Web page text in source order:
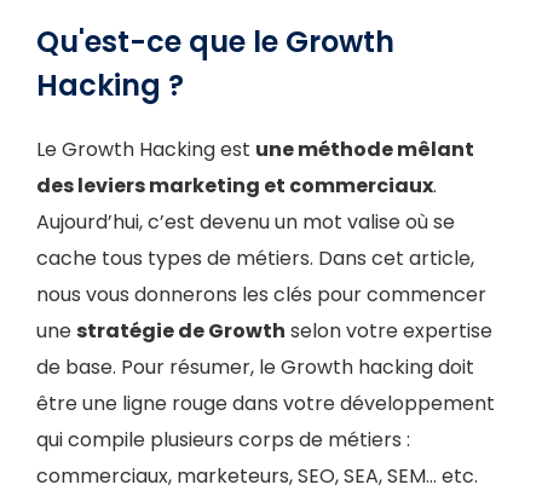
Qu'est-ce que le Growth
Hacking ?
Le Growth Hacking est une méthode mêlant
des leviers marketing et commerciaux.
Aujourd’hui, c’est devenu un mot valise où se
cache tous types de métiers. Dans cet article,
nous vous donnerons les clés pour commencer
unestratégie de Growth selon votre expertise
de base. Pour résumer, le Growth hacking doit
être une ligne rouge dans votre développement
qui compile plusieurs corps de métiers :
commerciaux, marketeurs, SEO, SEA, SEM… etc.